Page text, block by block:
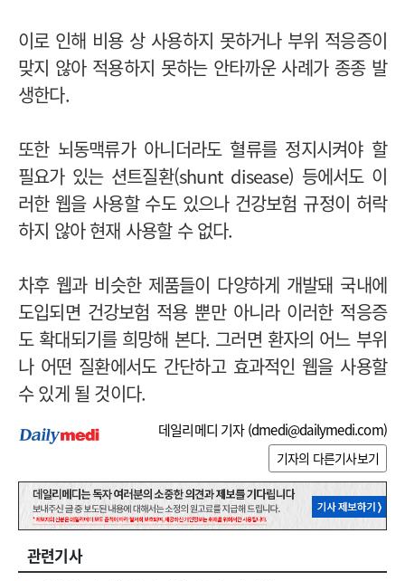
이로 인해 비용 상 사용하지 못하거나 부위 적응증이
맞지 않아 적용하지 못하는 안타까운 사례가 종종 발
생한다.
또한 뇌동맥류가 아니더라도 혈류를 정지시켜야 할
필요가 있는 션트질환(shunt disease) 등에서도 이
러한 웹을 사용할 수도 있으나 건강보험 규정이 허락
하지 않아 현재 사용할 수 없다.
차후 웹과 비슷한 제품들이 다양하게 개발돼 국내에
도입되면 건강보험 적용 뿐만 아니라 이러한 적응증
도 확대되기를 희망해 본다. 그러면 환자의 어느 부위
나 어떤 질환에서도 간단하고 효과적인 웹을 사용할
수 있게 될 것이다.
데일리메디 기자 (dmedi@dailymedi.com)
기자의 다른기사보기
관련기사